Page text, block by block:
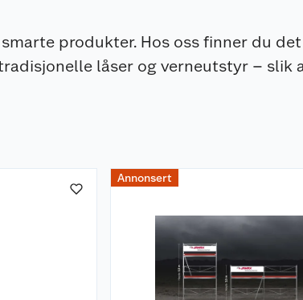
produkter. Hos oss finner du
låser og verneutstyr –
Annonsert